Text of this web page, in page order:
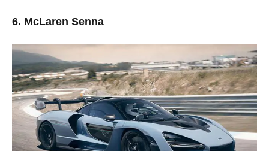
6. McLaren Senna